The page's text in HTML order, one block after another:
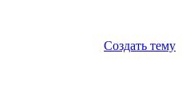
Создать тему